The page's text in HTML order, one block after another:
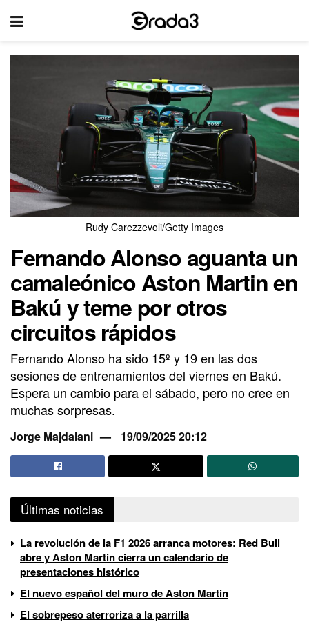
Rudy Carezzevoli/Getty Images
Fernando Alonso aguanta un
camaleónico Aston Martin en
Bakú y teme por otros
circuitos rápidos
Fernando Alonso ha sido 15º y 19 en las dos
sesiones de entrenamientos del viernes en Bakú.
Espera un cambio para el sábado, pero no cree en
muchas sorpresas.
Jorge Majdalani 19/09/2025 20:12
Últimas noticias
La revolución de la F1 2026 arranca motores: Red Bull
abre y Aston Martin cierra un calendario de
presentaciones histórico
El nuevo español del muro de Aston Martin
El sobrepeso aterroriza a la parrilla